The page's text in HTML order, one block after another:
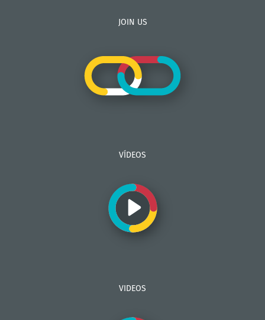
JOIN US
VÍDEOS
VIDEOS